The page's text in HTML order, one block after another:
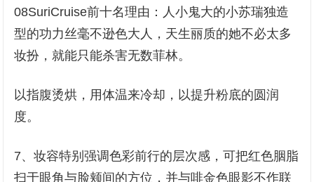
08SuriCruise前十名理由：人小鬼大的小苏瑞独造
型的功力丝毫不逊色大人，天生丽质的她不必太多
妆扮，就能只能杀害无数菲林。
以指腹烫烘，用体温来冷却，以提升粉底的圆润
度。
7、妆容特别强调色彩前行的层次感，可把红色胭脂
扫于眼角与脸颊间的方位，并与啡金色眼影不作联